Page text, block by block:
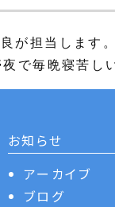
が担当します
で毎晩寝苦し
お知らせ
アーカイブ
ブログ